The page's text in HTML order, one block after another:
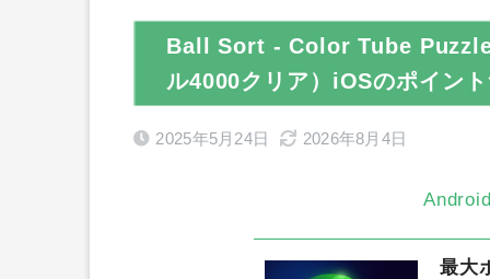
Ball Sort - Color Tube Puzzle
ル4000クリア）iOSのポイン
2025年5月24日 2026年8月4日
最大